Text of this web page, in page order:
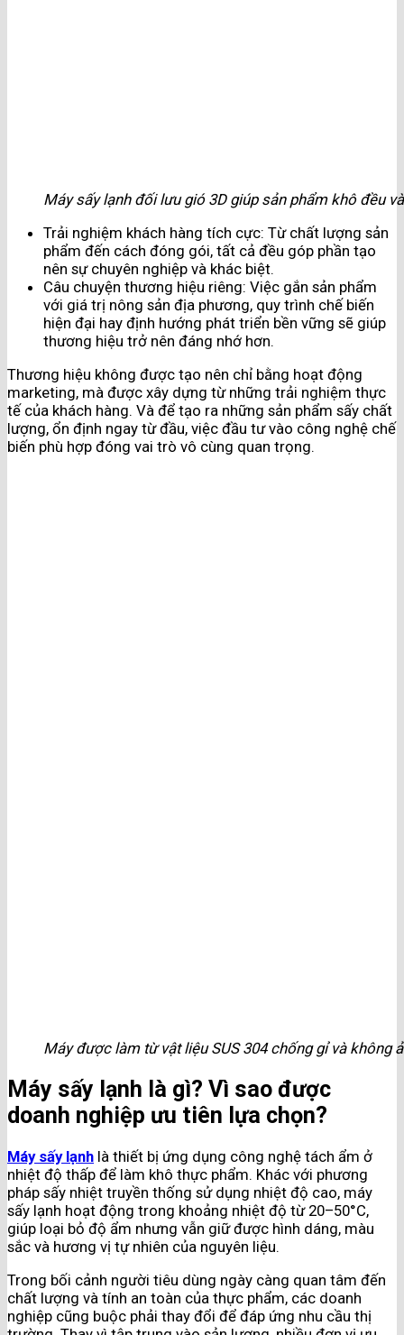
Máy sấy lạnh đối lưu gió 3D giúp sản phẩm khô đều
Trải nghiệm khách hàng tích cực: Từ chất lượng sản
phẩm đến cách đóng gói, tất cả đều góp phần tạo
nên sự chuyên nghiệp và khác biệt.
Câu chuyện thương hiệu riêng: Việc gắn sản phẩm
với giá trị nông sản địa phương, quy trình chế biến
hiện đại hay định hướng phát triển bền vững sẽ giúp
thương hiệu trở nên đáng nhớ hơn.
Thương hiệu không được tạo nên chỉ bằng hoạt động
marketing, mà được xây dựng từ những trải nghiệm thực
tế của khách hàng. Và để tạo ra những sản phẩm sấy chất
lượng, ổn định ngay từ đầu, việc đầu tư vào công nghệ chế
biến phù hợp đóng vai trò vô cùng quan trọng.
Máy được làm từ vật liệu SUS 304 chống gỉ và không
Máy sấy lạnh là gì? Vì sao được
doanh nghiệp ưu tiên lựa chọn?
Máy sấy lạnh là thiết bị ứng dụng công nghệ tách ẩm ở
nhiệt độ thấp để làm khô thực phẩm. Khác với phương
pháp sấy nhiệt truyền thống sử dụng nhiệt độ cao, máy
sấy lạnh hoạt động trong khoảng nhiệt độ từ 20–50°C,
giúp loại bỏ độ ẩm nhưng vẫn giữ được hình dáng, màu
sắc và hương vị tự nhiên của nguyên liệu.
Trong bối cảnh người tiêu dùng ngày càng quan tâm đến
chất lượng và tính an toàn của thực phẩm, các doanh
nghiệp cũng buộc phải thay đổi để đáp ứng nhu cầu thị